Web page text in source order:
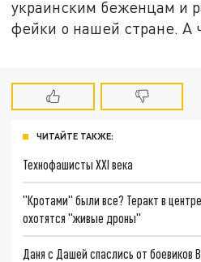
украинским беженцам и
фейки о нашей стране. А
ЧИТАЙТЕ ТАКЖЕ:
Технофашисты XXI века
"Кротами" были все? Теракт в
охотятся "живые дроны"
Даня с Дашей спаслись от